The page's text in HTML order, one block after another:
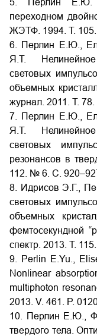
5. Перлин Е.Ю.
переходном
ЖЭТФ. 1994. Т.
6. Перлин Е.Ю.,
Я.Т.
световых
объемных
журнал. 2011. Т.
7. Перлин Е.Ю.,
Я.Т.
световых
резонансов в
112. № 6. С.
8. Идрисов Э.Г.,
световых
объемных
фемтосекундной
спектр. 2013. Т.
9. Perlin E.Yu.,
Nonlinear
multiphoton
2013. V. 461. P.
10. Перлин Е.Ю.,
твердого тела.